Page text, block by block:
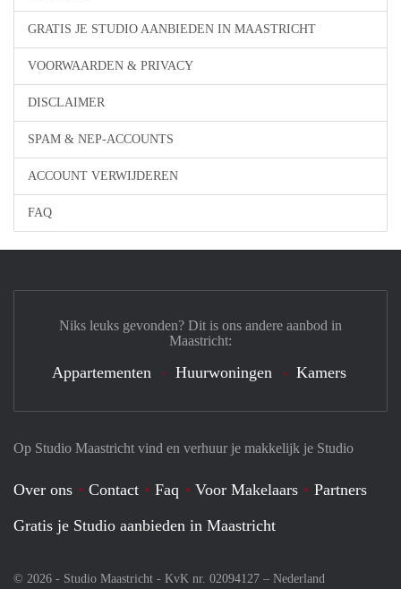
GRATIS JE STUDIO AANBIEDEN IN MAASTRICHT
VOORWAARDEN & PRIVACY
DISCLAIMER
SPAM & NEP-ACCOUNTS
ACCOUNT VERWIJDEREN
FAQ
Op Studio Maastricht vind en verhuur je makkelijk je Studio
Over ons Contact Faq Voor Makelaars
Partners
Gratis je Studio aanbieden in Maastricht
© 2026 - Studio Maastricht - KvK nr. 02094127 – Nederland
Niks leuks gevonden? Dit is ons andere aanbod in
Maastricht:
Appartementen Huurwoningen Kamers